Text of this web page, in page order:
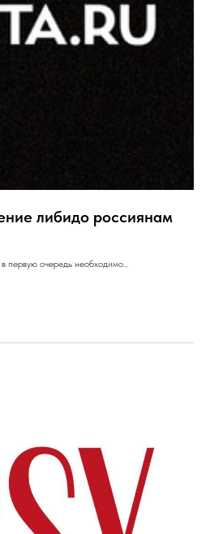
либидо россиянам
первую очередь необходимо...